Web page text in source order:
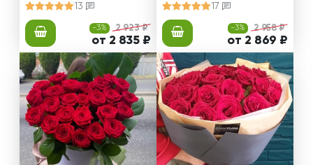
13
-3% 2 923 ₽
от 2 835 ₽
17
-3% 2 958 ₽
от 2 869 ₽